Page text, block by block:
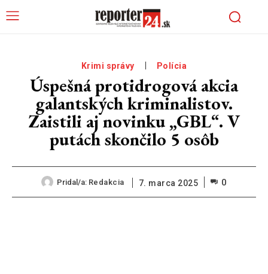
Krimi správy Polícia
Úspešná protidrogová akcia
galantských kriminalistov.
Zaistili aj novinku „GBL“. V
putách skončilo 5 osôb
Pridal/a: Redakcia 7. marca 2025 0